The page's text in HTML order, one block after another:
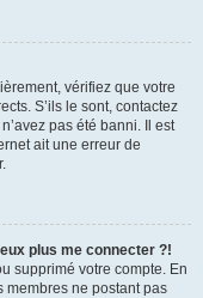
vérifiez que votre
S’ils le sont, contactez
pas été banni. Il est
ait une erreur de
plus me connecter ?!
supprimé votre compte. En
membres ne postant pas